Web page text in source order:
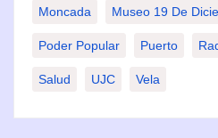
Moncada Museo 19 De
Poder Popular Puerto
Salud UJC Vela